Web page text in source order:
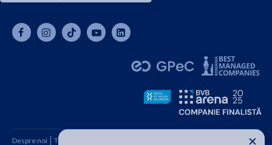
✕
Despre noi Termeni și condiții